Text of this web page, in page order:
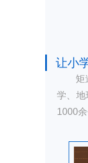
让小
矩
学、地
1000